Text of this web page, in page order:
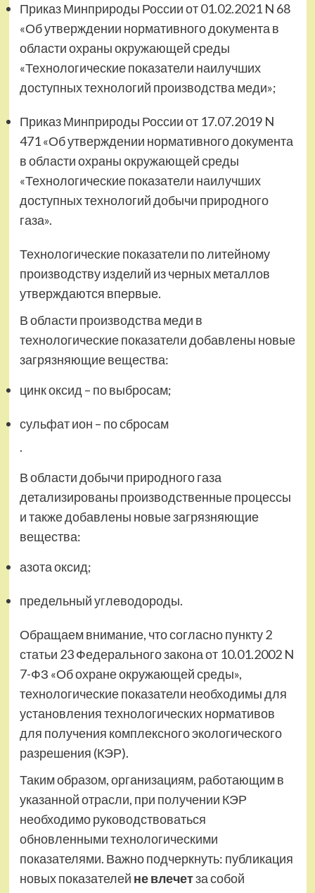
Приказ Минприроды России от 01.02.2021 N 68
«Об утверждении нормативного документа в
области охраны окружающей среды
«Технологические показатели наилучших
доступных технологий производства меди»;
Приказ Минприроды России от 17.07.2019 N
471 «Об утверждении нормативного документа
в области охраны окружающей среды
«Технологические показатели наилучших
доступных технологий добычи природного
газа».
Технологические показатели по литейному
производству изделий из черных металлов
утверждаются впервые.
В области производства меди в
технологические показатели добавлены новые
загрязняющие вещества:
цинк оксид – по выбросам;
сульфат ион – по сбросам
.
В области добычи природного газа
детализированы производственные процессы
и также добавлены новые загрязняющие
вещества:
азота оксид;
предельный углеводороды.
Обращаем внимание, что согласно пункту 2
статьи 23 Федерального закона от 10.01.2002 N
7-ФЗ «Об охране окружающей среды»,
технологические показатели необходимы для
установления технологических нормативов
для получения комплексного экологического
разрешения (КЭР).
Таким образом, организациям, работающим в
указанной отрасли, при получении КЭР
необходимо руководствоваться
обновленными технологическими
показателями. Важно подчеркнуть: публикация
новых показателей не влечетза собой